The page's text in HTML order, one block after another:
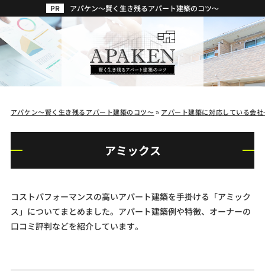
アパケン～賢く生き残るアパート建築のコツ～
アパケン～賢く生き残るアパート建築のコツ～» アパート建築に対応している会
アミックス
コストパフォーマンスの高いアパート建築を手掛ける「アミック
ス」についてまとめました。アパート建築例や特徴、オーナーの
口コミ評判などを紹介しています。